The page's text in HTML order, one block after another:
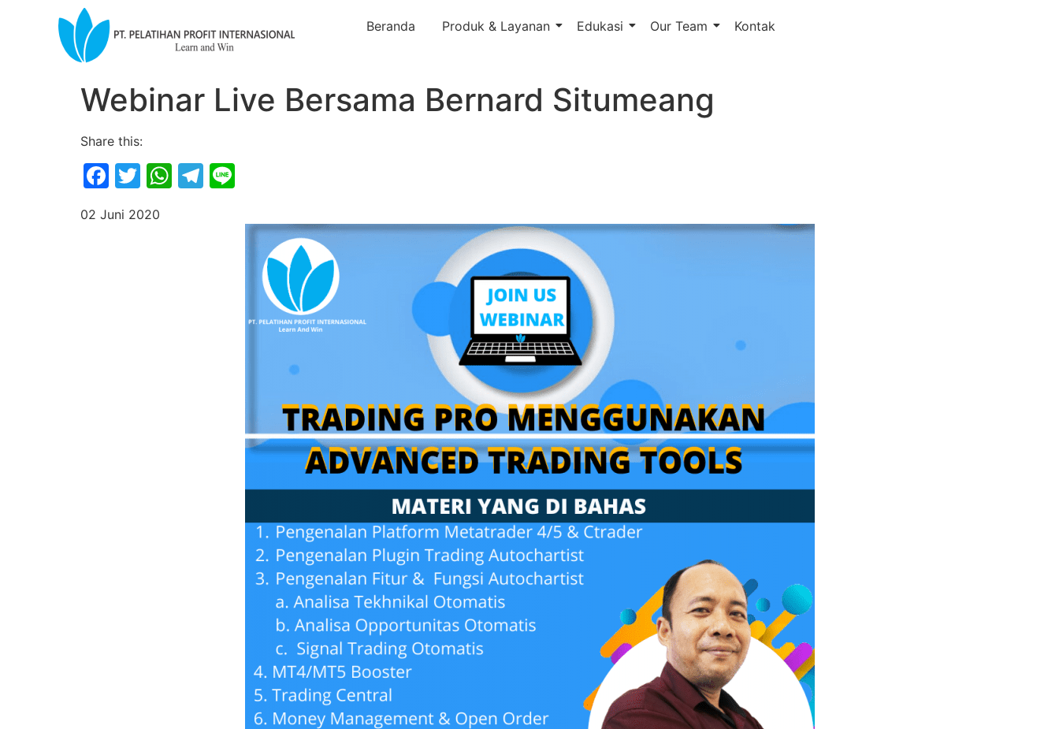
Beranda Produk & Layanan Edukasi Our Team Kontak
Webinar Live Bersama Bernard Situmeang
Share this:
Facebook
Twitter
WhatsApp
Telegram
02 Juni 2020